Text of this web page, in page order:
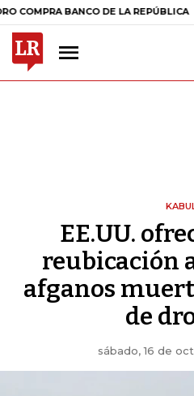
BANCO DE LA REPÚBLICA $
EE.UU.
reubicación
afganos
de
sábado, 16 de